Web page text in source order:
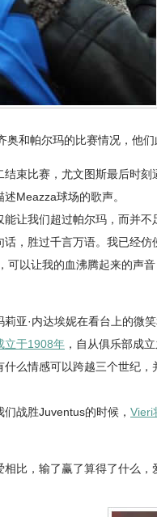
奥和帕尔玛的比赛情况，他
比赛，尤文图斯最后时刻
Meazza球场的歌声。
我们超过帕尔玛，而并不
话，胜过千言万语。我已经
可以让我的血沸腾起来的声
·内达埃妮在看台上的微
立于1908年 ，自从俱乐部成
什么情感可以跨越三个世纪
战胜Juventus的时候， Vieri
，输了赢了算得了什么，